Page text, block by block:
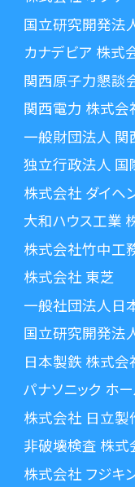
国立研究開発法
カナデビア 株式
関西原子力懇談
関西電力 株式会
一般財団法人
独立行政法人 国
株式会社 ダイヘ
大和ハウス工業
株式会社竹中工
株式会社 東芝
一般社団法人日
国立研究開発法
日本製鉄 株式会
パナソニック ホ
株式会社 日立製
非破壊検査 株式
株式会社 フジキ